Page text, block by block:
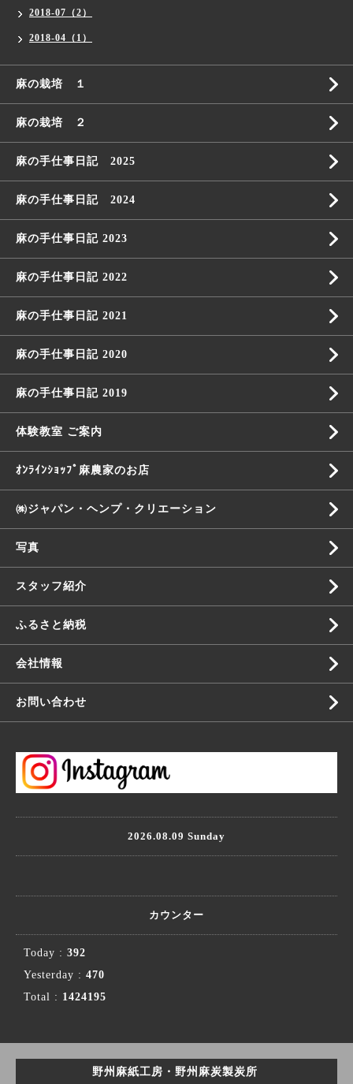
2018-07（2）
2018-04（1）
麻の栽培 １
麻の栽培 ２
麻の手仕事日記 2025
麻の手仕事日記 2024
麻の手仕事日記 2023
麻の手仕事日記 2022
麻の手仕事日記 2021
麻の手仕事日記 2020
麻の手仕事日記 2019
体験教室 ご案内
ｵﾝﾗｲﾝｼｮｯﾌﾟ麻農家のお店
㈱ジャパン・ヘンプ・クリエーション
写真
スタッフ紹介
ふるさと納税
会社情報
お問い合わせ
2026.08.09 Sunday
カウンター
Today : 392
Yesterday : 470
Total : 1424195
野州麻紙工房・野州麻炭製炭所